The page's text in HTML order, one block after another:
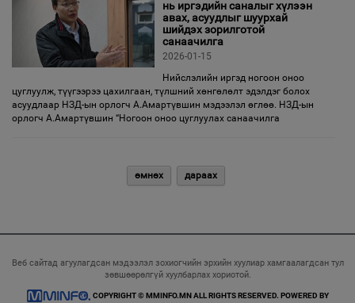
нь иргэдийн саналыг хүлээн
авах, асуудлыг шуурхай
шийдэх зорилготой
санаачилга
2026-01-15
Нийслэлийн иргэд ногоон оноо
цуглуулж, түүгээрээ цахилгаан, түлшний хөнгөлөлт эдэлдэг болох
асуудлаар НЗД-ын орлогч А.Амартүвшин мэдээлэл өглөө. НЗД-ын
орлогч А.Амартүвшин “Ногоон оноо цуглуулах санаачилга
өмнөх дараах
Веб сайтад агуулагдсан мэдээлэл зохиогчийн эрхийн хуулиар хамгаалагдсан тул
зөвшөөрөлгүй хуулбарлах хориотой.
COPYRIGHT © MMINFO.MN ALL RIGHTS RESERVED. POWERED BY